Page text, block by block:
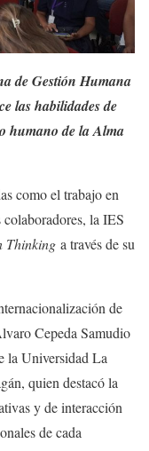
de Gestión Humana
las habilidades de
humano de la Alma
como el trabajo en
la IES
Thinking a través de su
de
Cepeda Samudio
la Universidad La
quien destacó la
y de interacción
de cada